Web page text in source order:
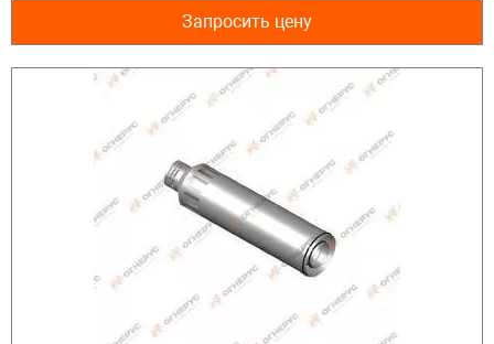
Запросить цену